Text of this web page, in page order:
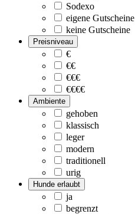
Sodexo
eigene Gutscheine
keine Gutscheine
Preisniveau
€
€€
€€€
€€€€
Ambiente
gehoben
klassisch
leger
modern
traditionell
urig
Hunde erlaubt
ja
begrenzt